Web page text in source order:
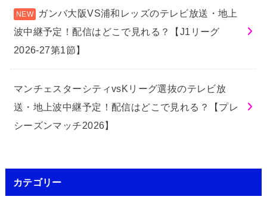
ガンバ大阪VS浦和レッズのテレビ放送・地上
波中継予定！配信はどこで見れる？【J1リーグ
2026-27第1節】
マンチェスターシティvsKリーグ選抜のテレビ放
送・地上波中継予定！配信はどこで見れる？【プレ
シーズンマッチ2026】
カテゴリー